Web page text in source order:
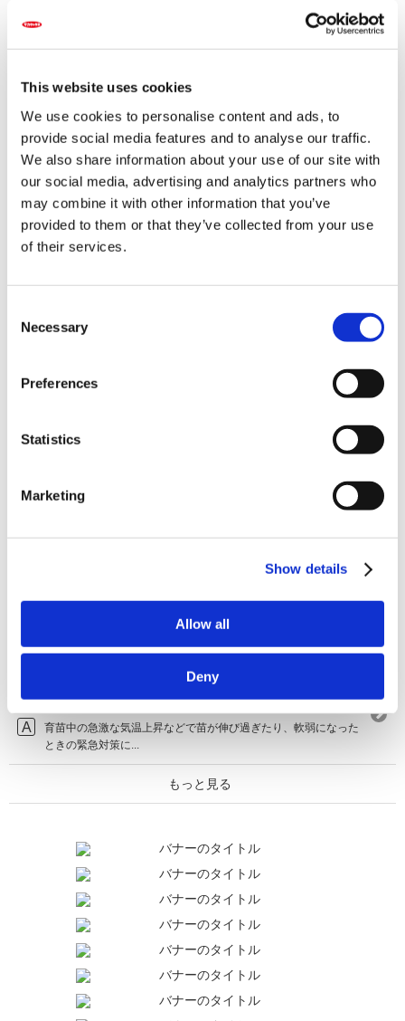
This website uses cookies
We use cookies to personalise content and ads, to
provide social media features and to analyse our traffic.
We also share information about your use of our site with
our social media, advertising and analytics partners who
may combine it with other information that you’ve
provided to them or that they’ve collected from your use
of their services.
Selection
Necessary
Preferences
Statistics
Marketing
Show details
Allow all
Deny
■効果 ストレス環境（高温、低温、乾燥など）に強くなる、10
く、葉にかけても使用できるのかど...
土壌灌注（かんちゅう）だけでなく、葉面散布でも使用できま
す。 300～5...
【肥料】液体肥料だけで栽培できるか教えてく
ださい。
水耕栽培という技術もありますので、液体肥料だけで栽培するこ
■効果 「バリカタ！」に含まれる水溶性ケイ酸は細胞壁の内側に
入り込み、ケ...
【液肥】サカタのタネ「サカタマモル（高機能
混ぜて使用できますが、注意点があります。 ・原液同士を混ぜ
ると沈殿が...
【ネイチャーエイド】効果や施用方法について
教えてください。
・微量要...
さい。
・施肥 「せひ」と読みます。肥料を施すという意味です。 ・元
肥 「も...
【バリカタ！】水稲での施用方法を教えてくだ
さい。
育苗中の急激な気温上昇などで苗が伸び過ぎたり、軟弱になった
ときの緊急対策に...
もっと見る